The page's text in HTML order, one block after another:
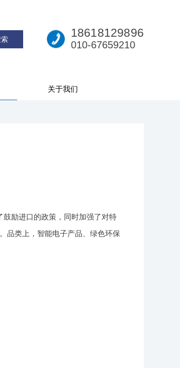
18618129896
010-67659210
关于我们
励进口的政策，同时加强了对特
品类上，智能电子产品、绿色环保